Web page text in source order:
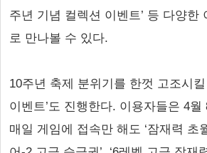
주년 기념 컬렉션 이벤트’ 등 다양한
로 만나볼 수 있다.
10주년 축제 분위기를 한껏 고조시킬
이벤트’도 진행한다. 이용자들은 4월
매일 게임에 접속만 해도 ‘잠재력 초